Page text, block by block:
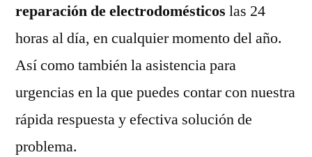
reparación de electrodomésticos las 24
horas al día, en cualquier momento del año.
Así como también la asistencia para
urgencias en la que puedes contar con nuestra
rápida respuesta y efectiva solución de
problema.